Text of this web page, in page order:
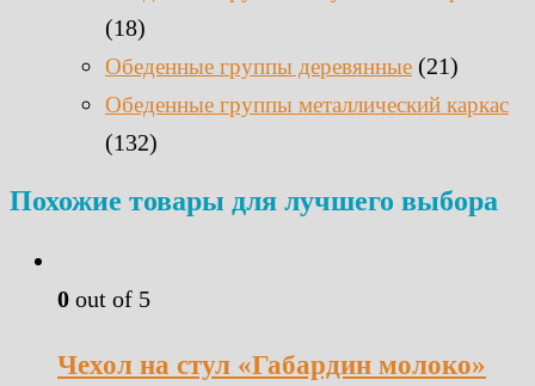
(18)
Обеденные группы деревянные (21)
Обеденные группы металлический каркас
(132)
Похожие товары для лучшего выбора
0 out of 5
Чехол на стул «Габардин молоко»